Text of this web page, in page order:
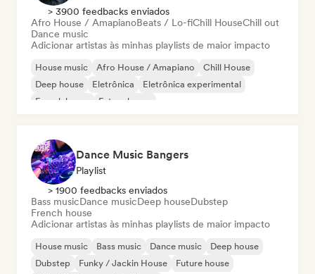
> 3900 feedbacks enviados
Afro House / AmapianoBeats / Lo-fiChill HouseChill out
Dance music
Adicionar artistas às minhas playlists de maior impacto
House music Afro House / Amapiano
Chill House
Deep house
Eletrônica
Eletrônica experimental
French house
Future house
Dance Music Bangers
Playlist
> 1900 feedbacks enviados
Bass musicDance musicDeep houseDubstep
French house
Adicionar artistas às minhas playlists de maior impacto
House music Bass music Dance music
Deep house
Dubstep
Funky / Jackin House
Future house